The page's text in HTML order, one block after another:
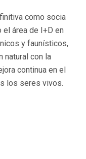
como socia
el área de I+D en
y faunísticos,
natural con la
continua en el
los seres vivos.